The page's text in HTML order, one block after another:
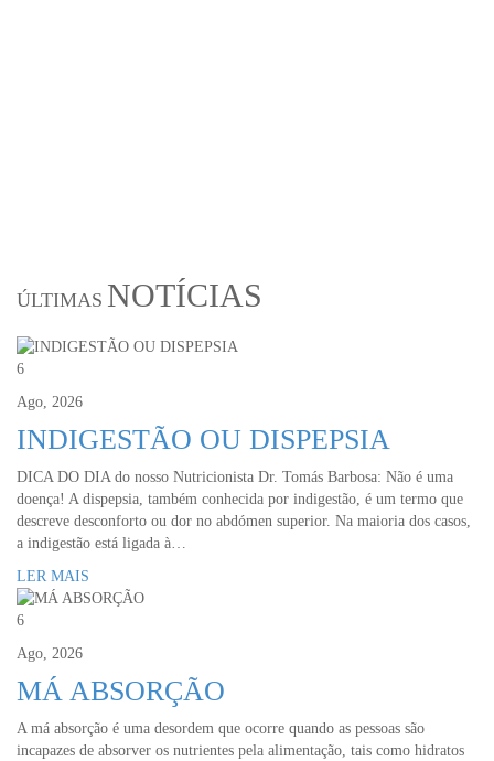
ÚLTIMAS NOTÍCIAS
6
Ago, 2026
INDIGESTÃO OU DISPEPSIA
DICA DO DIA do nosso Nutricionista Dr. Tomás Barbosa: Não é uma
doença! A dispepsia, também conhecida por indigestão, é um termo que
descreve desconforto ou dor no abdómen superior. Na maioria dos casos,
a indigestão está ligada à…
LER MAIS
6
Ago, 2026
MÁ ABSORÇÃO
A má absorção é uma desordem que ocorre quando as pessoas são
incapazes de absorver os nutrientes pela alimentação, tais como hidratos